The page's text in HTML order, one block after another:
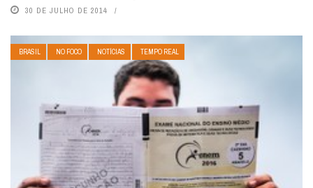
30 DE JULHO DE 2014
BRASIL NO FOCO NOTÍCIAS TEMPO REAL